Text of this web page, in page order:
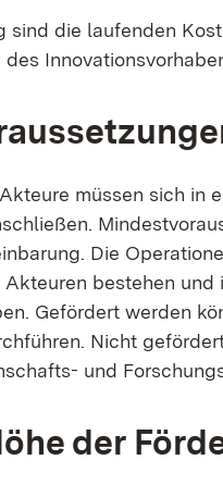
sind die laufenden
müssen sich in
Die
bestehen
Gefördert werden
Nicht
und
der